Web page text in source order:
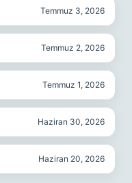
Temmuz 3, 2026
Temmuz 2, 2026
Temmuz 1, 2026
Haziran 30, 2026
Haziran 20, 2026